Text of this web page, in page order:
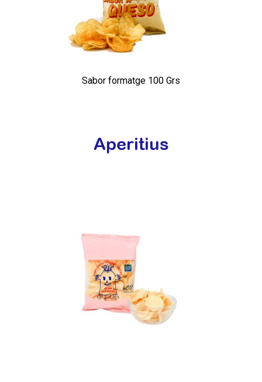
Sabor formatge 100 Grs
Aperitius